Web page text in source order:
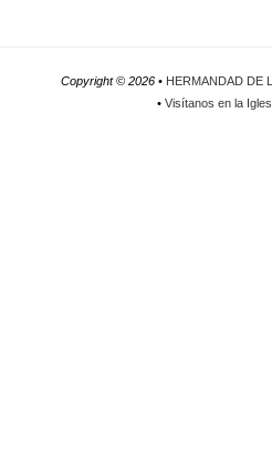
Copyright ©2026 • HERMANDAD DE
•Visítanos en la